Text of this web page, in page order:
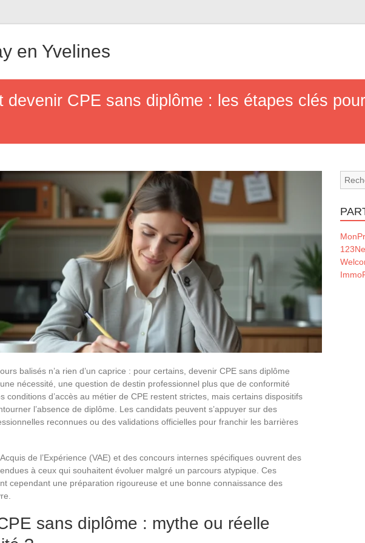
en Yvelines
devenir CPE sans diplôme : les étapes clés
balisés n’a rien d’un caprice : pour certains, devenir CPE sans diplôme
nécessité, une question de destin professionnel plus que de conformité
conditions d’accès au métier de CPE restent strictes, mais certains dispositifs
l’absence de diplôme. Les candidats peuvent s’appuyer sur des
reconnues ou des validations officielles pour franchir les barrières
de l’Expérience (VAE) et des concours internes spécifiques ouvrent des
à ceux qui souhaitent évoluer malgré un parcours atypique. Ces
cependant une préparation rigoureuse et une bonne connaissance des
sans diplôme : mythe ou réelle